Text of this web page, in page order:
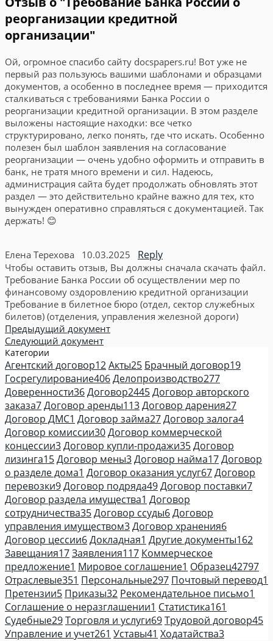
реорганизации кредитной
организации"
Ой, огромное спасибо сайту docspapers.ru! Вот уже не
первый раз пользуюсь вашими шаблонами и образцами
документов, а особенно в последнее время — приходится
сталкиваться с требованиями Банка России о
реорганизации кредитной организации. В этом разделе
выложены настоящие находки: все четко
структурировано, легко понять, где что искать. Особенно
полезен был шаблон заявления на согласование
реорганизации — очень удобно оформить и отправить в
банк, не тратя много времени и сил. Надеюсь,
администрация сайта будет продолжать обновлять этот
раздел — это действительно крайне важно для тех, кто
вынужден оперативно справляться с документацией. Так
держать! 😊
Елена Терехова 10.03.2025 Reply
Чтобы оставить отзыв, Вы должны сначала скачать файл.
Требование Банка России об осуществлении мер по
финансовому оздоровлению кредитной организации
Требование в билетное бюро (отдел, сектор служебных
билетов) (отделения, управления железной дороги)
Предыдущий документ
Следующий документ
Категории
Агентский договор12Акты25 Брачный договор19
Госрегулирование406Делопроизводство277
Доверенности36Договор2445Договор авторского
заказа7Договор аренды113Договор дарения27
Договор ДМС1 Договор займа27Договор залога4
Договор комиссии30Договор коммерческой
концессии3Договор купли-продажи35Договор
лизинга15Договор мены3Договор найма17Договор
о разделе дома1 Договор оказания услуг67Договор
перевозки9Договор подряда49Договор поставки7
Договор раздела имущества1 Договор
сотрудничества35Договор ссуды6Договор
управления имуществом3Договор хранения6
Договор цессии6Докладная1 Другие документы162
Завещания17Заявления117 Коммерческое
предложение1 Мировое соглашение1 Образец42797
Отраслевые351 Персональные297 Почтовый перевод1
Претензии5 Приказы32 Рекомендательное письмо1
Соглашение о неразглашении1 Статистика161
Судебные29Торговля и услуги69Трудовой договор45
Управление и учет261 Уставы41 Ходатайства3